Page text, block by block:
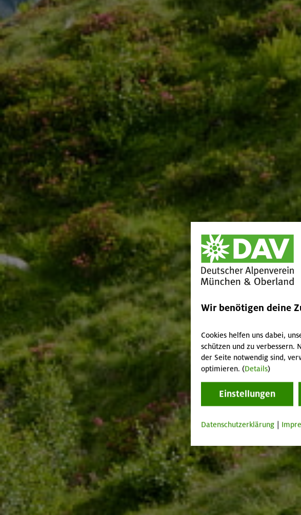
Wir benötigen deine
Cookies helfen uns dabei,
schützen und zu verbessern.
der Seite notwendig sind,
optimieren. (Details)
Einstellungen
Datenschutzerklärung